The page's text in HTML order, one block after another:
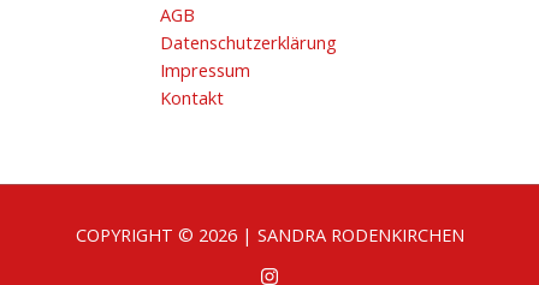
AGB
Datenschutzerklärung
Impressum
Kontakt
COPYRIGHT © 2026 | SANDRA RODENKIRCHEN